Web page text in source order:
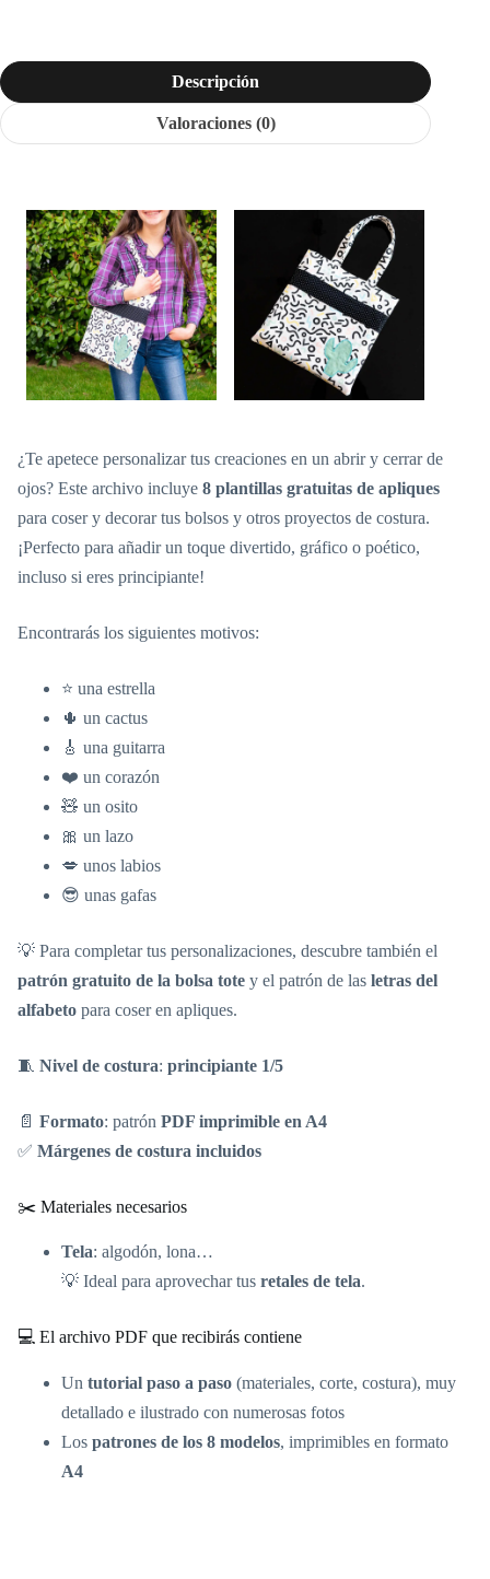
Descripción
Valoraciones (0)
¿Te apetece personalizar tus creaciones en un abrir y cerrar de
ojos? Este archivo incluye 8 plantillas gratuitas de apliques
para coser y decorar tus bolsos y otros proyectos de costura.
¡Perfecto para añadir un toque divertido, gráfico o poético,
incluso si eres principiante!
Encontrarás los siguientes motivos:
⭐ una estrella
🌵 un cactus
🎸 una guitarra
❤️ un corazón
🧸 un osito
🎀 un lazo
💋 unos labios
😎 unas gafas
💡 Para completar tus personalizaciones, descubre también el
patrón gratuito de la bolsa tote y el patrón de las letras del
alfabeto para coser en apliques.
🧵 Nivel de costura: principiante 1/5
📄 Formato: patrón PDF imprimible en A4
✅ Márgenes de costura incluidos
✂️ Materiales necesarios
Tela: algodón, lona…
💡 Ideal para aprovechar tus retales de tela.
💻 El archivo PDF que recibirás contiene
Un tutorial paso a paso (materiales, corte, costura), muy
detallado e ilustrado con numerosas fotos
Los patrones de los 8 modelos, imprimibles en formato
A4